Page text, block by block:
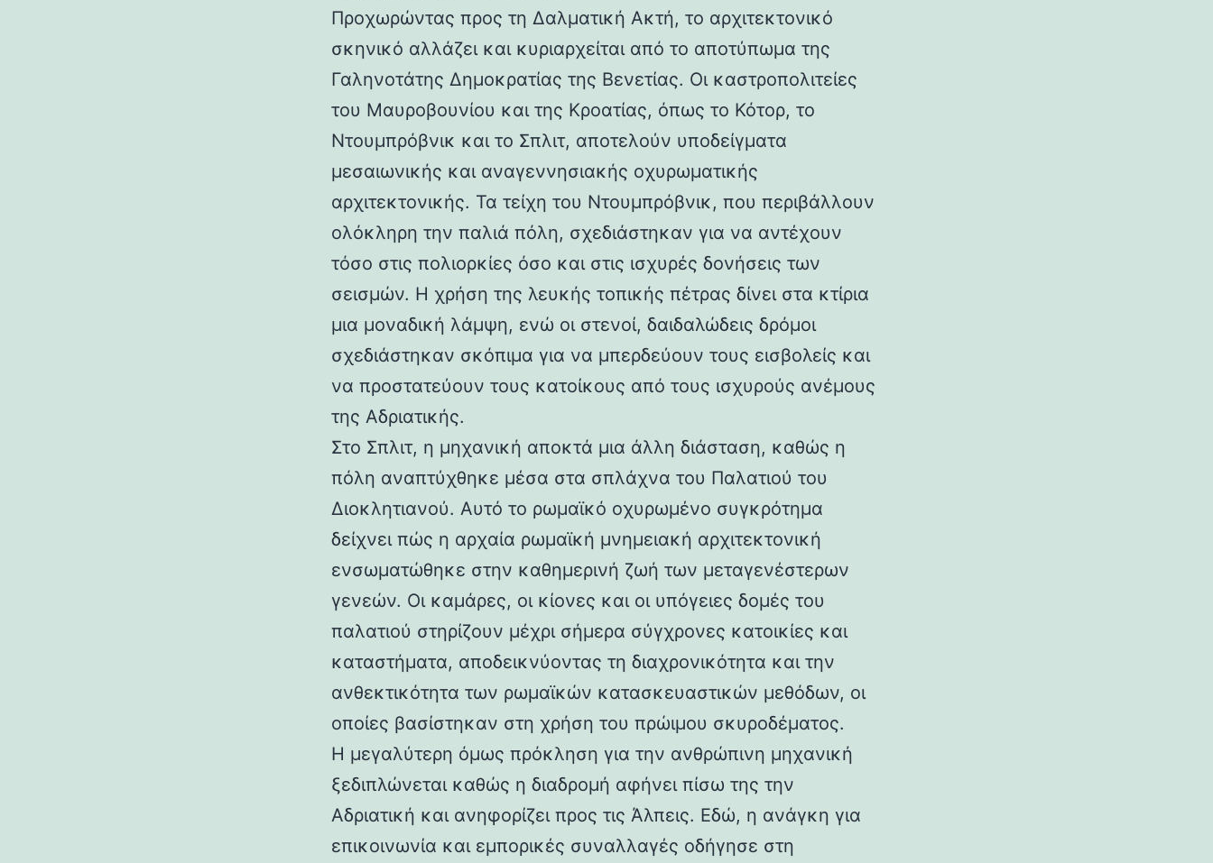
Προχωρώντας προς τη Δαλματική Ακτή, το αρχιτεκτονικό
σκηνικό αλλάζει και κυριαρχείται από το αποτύπωμα της
Γαληνοτάτης Δημοκρατίας της Βενετίας. Οι καστροπολιτείες
του Μαυροβουνίου και της Κροατίας, όπως το Κότορ, το
Ντουμπρόβνικ και το Σπλιτ, αποτελούν υποδείγματα
μεσαιωνικής και αναγεννησιακής οχυρωματικής
αρχιτεκτονικής. Τα τείχη του Ντουμπρόβνικ, που περιβάλλουν
ολόκληρη την παλιά πόλη, σχεδιάστηκαν για να αντέχουν
τόσο στις πολιορκίες όσο και στις ισχυρές δονήσεις των
σεισμών. Η χρήση της λευκής τοπικής πέτρας δίνει στα κτίρια
μια μοναδική λάμψη, ενώ οι στενοί, δαιδαλώδεις δρόμοι
σχεδιάστηκαν σκόπιμα για να μπερδεύουν τους εισβολείς και
να προστατεύουν τους κατοίκους από τους ισχυρούς ανέμους
της Αδριατικής.
Στο Σπλιτ, η μηχανική αποκτά μια άλλη διάσταση, καθώς η
πόλη αναπτύχθηκε μέσα στα σπλάχνα του Παλατιού του
Διοκλητιανού. Αυτό το ρωμαϊκό οχυρωμένο συγκρότημα
δείχνει πώς η αρχαία ρωμαϊκή μνημειακή αρχιτεκτονική
ενσωματώθηκε στην καθημερινή ζωή των μεταγενέστερων
γενεών. Οι καμάρες, οι κίονες και οι υπόγειες δομές του
παλατιού στηρίζουν μέχρι σήμερα σύγχρονες κατοικίες και
καταστήματα, αποδεικνύοντας τη διαχρονικότητα και την
ανθεκτικότητα των ρωμαϊκών κατασκευαστικών μεθόδων, οι
οποίες βασίστηκαν στη χρήση του πρώιμου σκυροδέματος.
Η μεγαλύτερη όμως πρόκληση για την ανθρώπινη μηχανική
ξεδιπλώνεται καθώς η διαδρομή αφήνει πίσω της την
Αδριατική και ανηφορίζει προς τις Άλπεις. Εδώ, η ανάγκη για
επικοινωνία και εμπορικές συναλλαγές οδήγησε στη